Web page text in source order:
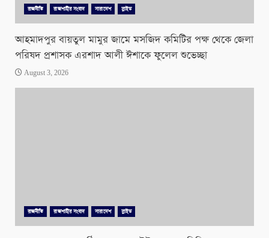
রাজনীতি রাজশাহীর সংবাদ সারাদেশ স্লাইড
আহমাদপুর বায়তুল মামুর জামে মসজিদ কমিটির পক্ষ থেকে জেলা
পরিষদ প্রশাসক এরশাদ আলী ঈশাকে ফুলেল শুভেচ্ছা
August 3, 2026
রাজনীতি রাজশাহীর সংবাদ সারাদেশ স্লাইড